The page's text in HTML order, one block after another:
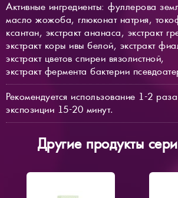
Активные ингредиенты: фуллерова
масло жожоба, глюконат натрия,
ксантан, экстракт ананаса, экстракт
экстракт коры ивы белой, экстракт
экстракт цветов спиреи вязолистной,
экстракт фермента бактерии
Рекомендуется использование 1-2
экспозиции 15-20 минут.
Другие продукты